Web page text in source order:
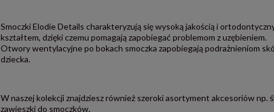
Smoczki Elodie Details charakteryzują się wysoką jakością i
kształtem, dzięki czemu pomagają zapobiegać problemom z uzębieniem.
Otwory wentylacyjne po bokach smoczka zapobiegają podrażnieniom
dziecka.
W naszej kolekcji znajdziesz również szeroki asortyment akcesoriów np.
zawieszki do smoczków.